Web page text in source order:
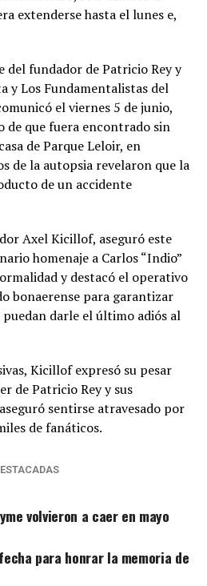
extenderse hasta el lunes e,
del fundador de Patricio Rey y
y Los Fundamentalistas del
el viernes 5 de junio,
de que fuera encontrado sin
de Parque Leloir, en
de la autopsia revelaron que la
de un accidente
Axel Kicillof, aseguró este
homenaje a Carlos “Indio”
y destacó el operativo
bonaerense para garantizar
puedan darle el último adiós al
Kicillof expresó su pesar
de Patricio Rey y sus
sentirse atravesado por
de fanáticos.
volvieron a caer en mayo
para honrar la memoria de